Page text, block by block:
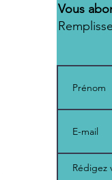
Vous